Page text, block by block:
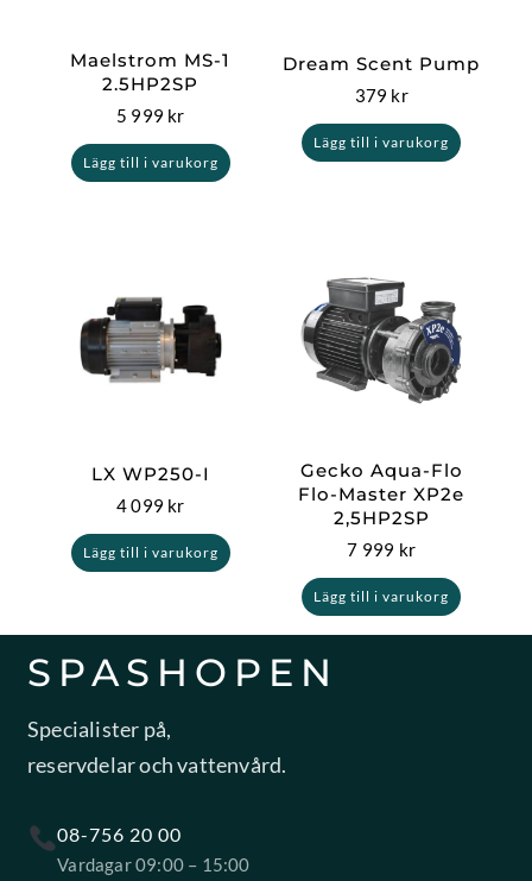
Maelstrom MS-1
2.5HP2SP
5 999 kr
Lägg till i varukorg
Dream Scent Pump
379 kr
Lägg till i varukorg
LX WP250-I
4 099 kr
Lägg till i varukorg
Gecko Aqua-Flo
Flo-Master XP2e
2,5HP2SP
7 999 kr
Lägg till i varukorg
SPASHOPEN
Specialister på,
reservdelar och vattenvård.
08-756 20 00
Vardagar 09:00 – 15:00